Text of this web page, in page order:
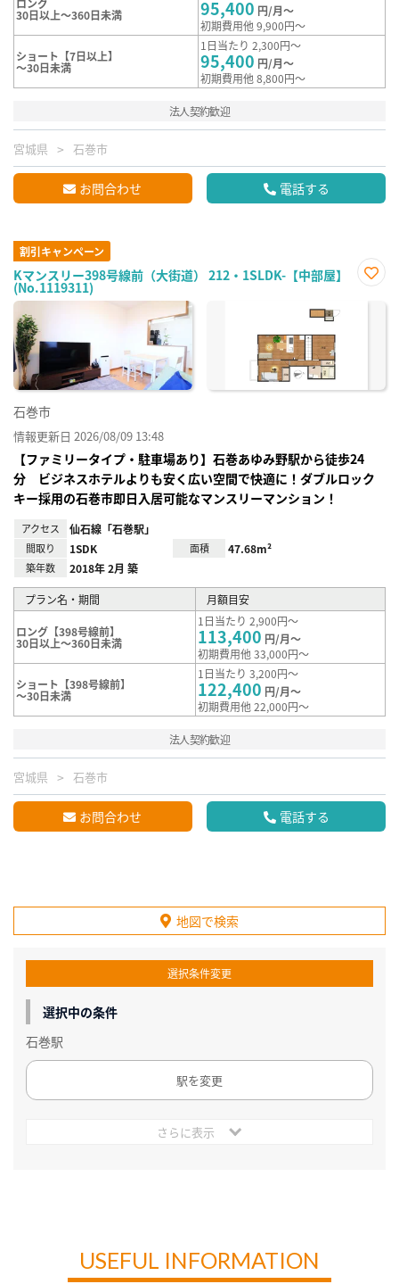
30日以上～360日未満 95,400 円/月～
初期費用他 9,900円～
ショート【7日以上】
～30日未満
1日当たり 2,300円～
95,400 円/月～
初期費用他 8,800円～
法人契約歓迎
宮城県 石巻市
お問合わせ 電話する
割引キャンペーン
Kマンスリー398号線前（大街道） 212・1SLDK-【中部屋】
(No.1119311)
に入
石巻市
情報更新日 2026/08/09 13:48
【ファミリータイプ・駐車場あり】石巻あゆみ野駅から徒歩24
分 ビジネスホテルよりも安く広い空間で快適に！ダブルロック
キー採用の石巻市即日入居可能なマンスリーマンション！
アクセス 仙石線「石巻駅」
間取り 1SDK 面積 47.68m²
築年数 2018年 2月 築
プラン名・期間 月額目安
ロング【398号線前】
30日以上～360日未満
1日当たり 2,900円～
113,400 円/月～
初期費用他 33,000円～
ショート【398号線前】
～30日未満
1日当たり 3,200円～
122,400 円/月～
初期費用他 22,000円～
法人契約歓迎
宮城県 石巻市
お問合わせ 電話する
地図で検索
選択条件変更
選択中の条件
石巻駅
駅を変更
さらに表示
USEFUL INFORMATION